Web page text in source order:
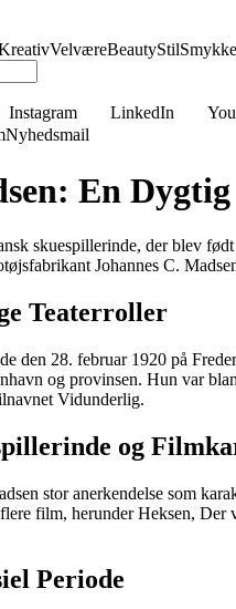
VelværeBeautyStil
Instagram LinkedIn
Nyhedsmail
En
skuespillerinde, der blev
Johannes C.
Teaterroller
den 28. februar 1920 på
og provinsen. Hun var
Vidunderlig.
og
stor anerkendelse som
film, herunder Heksen, Der
Periode